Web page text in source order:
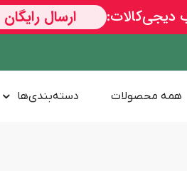
همه محصولات دسته‌بندی‌ها